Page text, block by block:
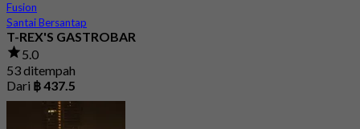
Fusion
Santai Bersantap
T-REX'S GASTROBAR
5.0
53 ditempah
Dari ฿ 437.5